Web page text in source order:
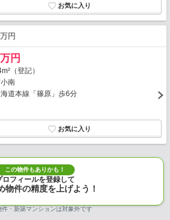
円
円
（登記）
南
海道本線「篠原」歩6分
この物件もありかも！
ロフィールを登録して
物件の精度を上げよう！
・新築マンションは対象外です